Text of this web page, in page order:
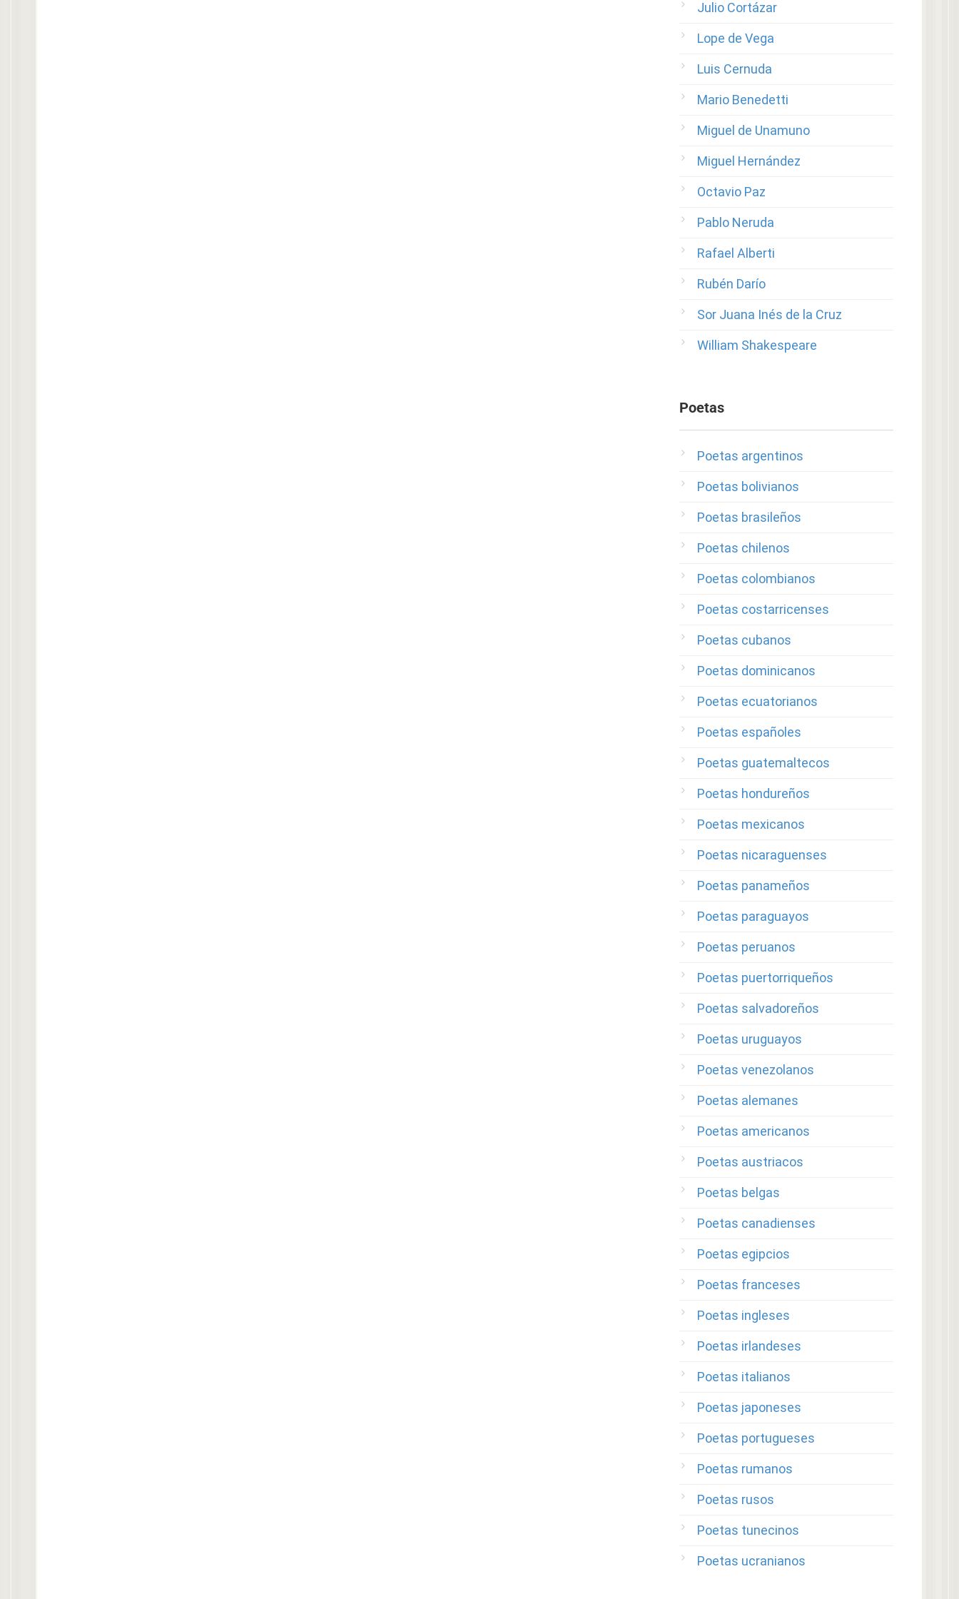
Julio Cortázar
Lope de Vega
Luis Cernuda
Mario Benedetti
Miguel de Unamuno
Miguel Hernández
Octavio Paz
Pablo Neruda
Rafael Alberti
Rubén Darío
Sor Juana Inés de la Cruz
William Shakespeare
Poetas
Poetas argentinos
Poetas bolivianos
Poetas brasileños
Poetas chilenos
Poetas colombianos
Poetas costarricenses
Poetas cubanos
Poetas dominicanos
Poetas ecuatorianos
Poetas españoles
Poetas guatemaltecos
Poetas hondureños
Poetas mexicanos
Poetas nicaraguenses
Poetas panameños
Poetas paraguayos
Poetas peruanos
Poetas puertorriqueños
Poetas salvadoreños
Poetas uruguayos
Poetas venezolanos
Poetas alemanes
Poetas americanos
Poetas austriacos
Poetas belgas
Poetas canadienses
Poetas egipcios
Poetas franceses
Poetas ingleses
Poetas irlandeses
Poetas italianos
Poetas japoneses
Poetas portugueses
Poetas rumanos
Poetas rusos
Poetas tunecinos
Poetas ucranianos